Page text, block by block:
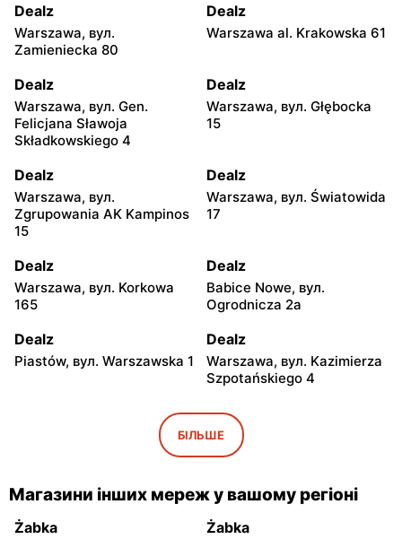
Dealz
Warszawa, вул.
Zamieniecka 80
Dealz
Warszawa al. Krakowska 61
Dealz
Warszawa, вул. Gen.
Felicjana Sławoja
Składkowskiego 4
Dealz
Warszawa, вул. Głębocka
15
Dealz
Warszawa, вул.
Zgrupowania AK Kampinos
15
Dealz
Warszawa, вул. Światowida
17
Dealz
Warszawa, вул. Korkowa
165
Dealz
Babice Nowe, вул.
Ogrodnicza 2a
Dealz
Piastów, вул. Warszawska 1
Dealz
Warszawa, вул. Kazimierza
Szpotańskiego 4
Pruszków, вул. Henryka
Dealz
Jabłonna, вул. Edukacyjna
2
Dealz
Piaseczno, вул. Dworcowa
21
Legionowo, вул. Jerzego
Siwińskiego 2
БІЛЬШЕ
Магазини інших мереж у вашому регіоні
Żabka Żabka